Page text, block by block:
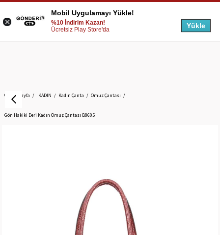
Anasayfa KADIN Kadın Çanta Omuz Çantası
Gön Hakiki Deri Kadın Omuz Çantası B8605
Mobil Uygulamayı Yükle!
%10 İndirim Kazan!
Ücretsiz Play Store'da
Yükle